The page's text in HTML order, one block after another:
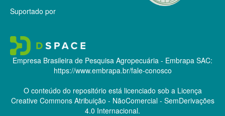
Suportado por
Empresa Brasileira de Pesquisa Agropecuária - Embrapa SAC:
https://www.embrapa.br/fale-conosco
O conteúdo do repositório está licenciado sob a Licença
Creative CommonsAtribuição - NãoComercial - SemDerivações
4.0 Internacional.